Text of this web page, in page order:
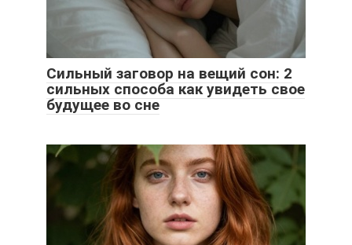
Сильный заговор на вещий сон: 2
сильных способа как увидеть свое
будущее во сне